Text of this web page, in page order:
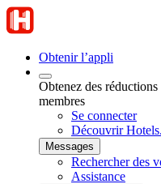
Obtenir l’appli
Obtenez des
membres
Se connecter
Découvrir
Messages
Rechercher des
Assistance